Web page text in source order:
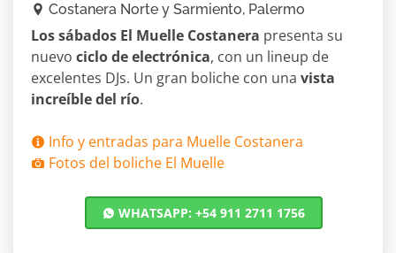
Costanera Norte y Sarmiento, Palermo
Los sábados El Muelle Costanera presenta su
nuevo ciclo de electrónica, con un lineup de
excelentes DJs. Un gran boliche con una vista
increíble del río.
Info y entradas para Muelle Costanera
Fotos del boliche El Muelle
WHATSAPP: +54 911 2711 1756